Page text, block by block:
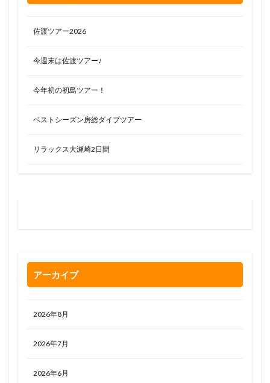
佐渡ツアー2026
今週末は佐渡ツアー♪
今年初の初島ツアー！
ベストシーズン房総ダイブツアー
リラックス大瀬崎2日間
アーカイブ
2026年8月
2026年7月
2026年6月